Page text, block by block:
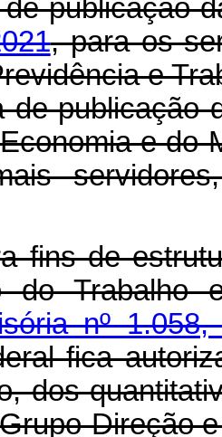
publicação
, para os
e
de publicação
e do
fins de
do Trabalho
nº
fica
dos
Direção